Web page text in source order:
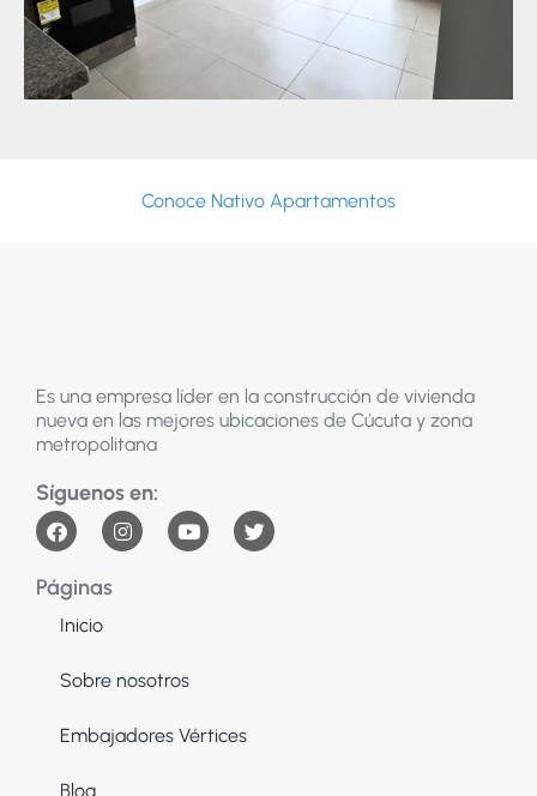
Conoce Nativo Apartamentos
Es una empresa líder en la construcción de vivienda
nueva en las mejores ubicaciones de Cúcuta y zona
metropolitana
Páginas
Inicio
Sobre nosotros
Embajadores Vértices
Blog